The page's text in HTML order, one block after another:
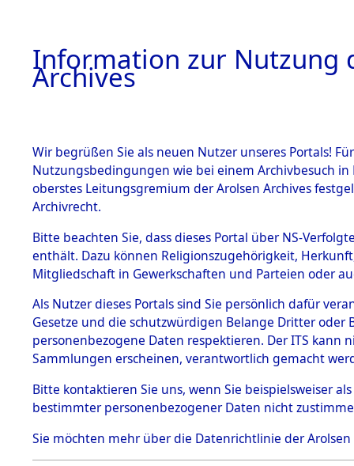
BESTÄNDE
1.
mente
5. Verschiedenes
5.3
Todesmärsche
5.3.1 Alliierte
Erhebungen
zu
Todesmärsch
en
5.3.2
und
0201
Information zur Nutzung
Archives
Wir begrüßen Sie als neuen Nutzer unseres Portals!
Nutzungsbedingungen wie bei einem Archivbesuch
oberstes Leitungsgremium der Arolsen Archives
Archivrecht.
Bitte beachten Sie, dass dieses Portal über NS-
enthält. Dazu können Religionszugehörigkeit,
Mitgliedschaft in Gewerkschaften und Parteien oder
Als Nutzer dieses Portals sind Sie persönlich dafür
Gesetze und die schutzwürdigen Belange Dritter
personenbezogene Daten respektieren. Der ITS
Sammlungen erscheinen, verantwortlich gemacht
Bitte kontaktieren Sie uns, wenn Sie beispielsweiser
bestimmter personenbezogener Daten nicht
Sie möchten mehr über die Datenrichtlinie der Arolsen